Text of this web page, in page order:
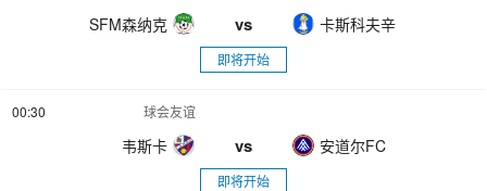
SFM森纳克 vs 卡斯科夫辛
即将开始
00:30 球会友谊
韦斯卡 vs 安道尔FC
即将开始